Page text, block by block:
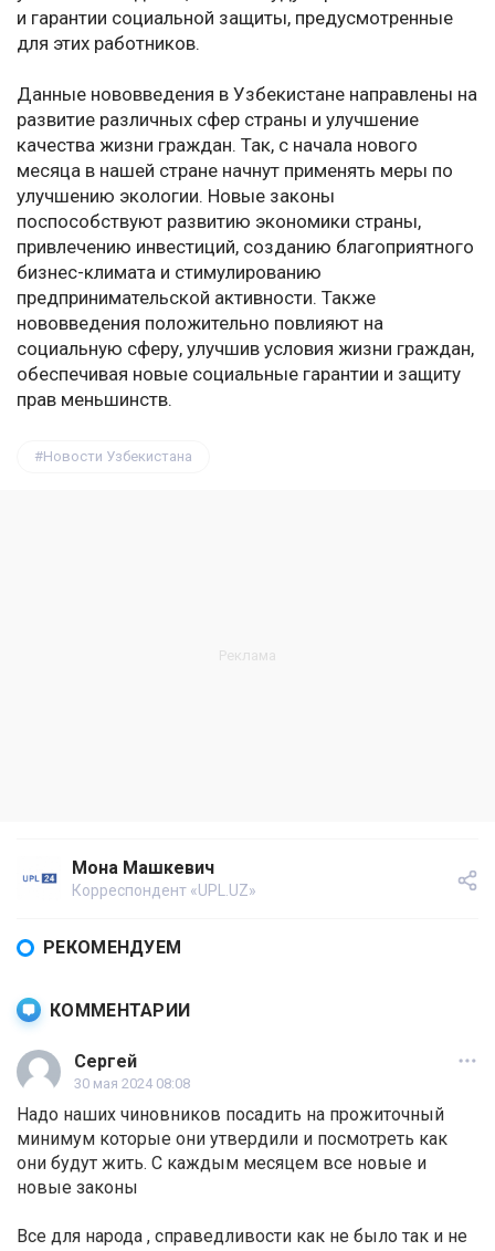
и гарантии социальной защиты, предусмотренные
для этих работников.
Данные нововведения в Узбекистане направлены на
развитие различных сфер страны и улучшение
качества жизни граждан. Так, с начала нового
месяца в нашей стране начнут применять меры по
улучшению экологии. Новые законы
поспособствуют развитию экономики страны,
привлечению инвестиций, созданию благоприятного
бизнес-климата и стимулированию
предпринимательской активности. Также
нововведения положительно повлияют на
социальную сферу, улучшив условия жизни граждан,
обеспечивая новые социальные гарантии и защиту
прав меньшинств.
Новости Узбекистана
Мона Машкевич
Корреспондент «UPL.UZ»
РЕКОМЕНДУЕМ
КОММЕНТАРИИ
Сергей
30 мая 2024 08:08
Надо наших чиновников посадить на прожиточный
минимум которые они утвердили и посмотреть как
они будут жить. С каждым месяцем все новые и
новые законы
Все для народа , справедливости как не было так и не